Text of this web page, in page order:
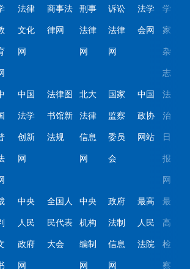
法律
文化
网
商事法
律网
刑事
法律
网
诉讼
法律
网
法学
会网
学
家
杂
志
中国
法学
创新
网
法律图
书馆新
法规
北大
法律
信息
网
国家
监察
委员
会
中国
政协
网站
法
治
日
报
网
中央
人民
政府
网
全国人
民代表
大会
中央
机构
编制
网
政府
法制
信息
网
最高
人民
法院
最
高
检
察